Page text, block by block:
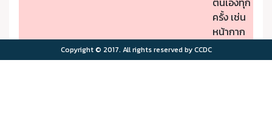
ครั้ง เช่น
หน้ากาก
PM2.5
Copyright © 2017. All rights reserved by CCDC